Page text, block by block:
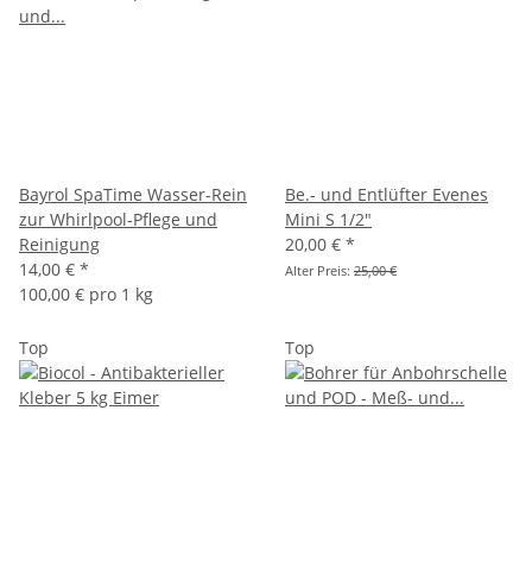
Bayrol SpaTime Wasser-Rein
zur Whirlpool-Pflege und
Reinigung
14,00 € *
100,00 € pro 1 kg
Be.- und Entlüfter Evenes
Mini S 1/2"
20,00 € *
Alter Preis: 25,00 €
Top Top